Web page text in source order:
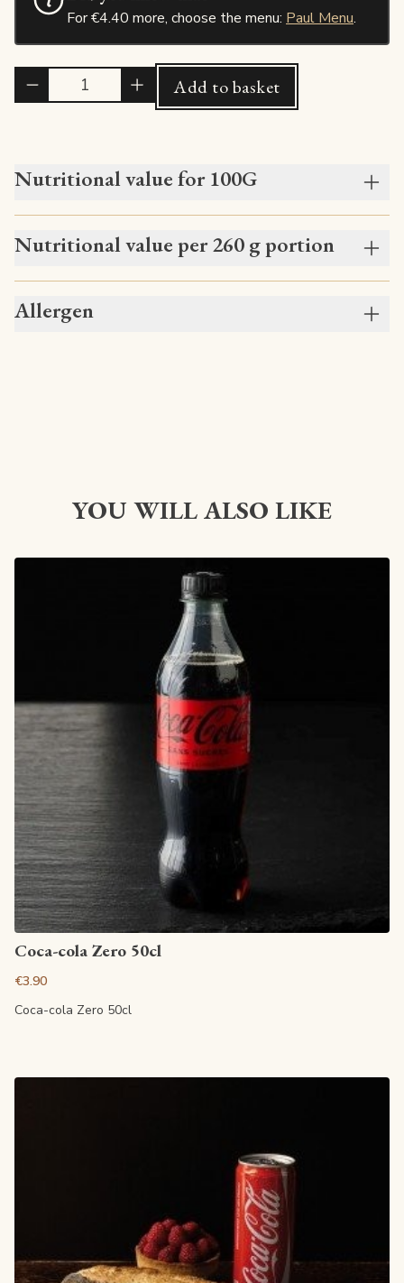
For €4.40 more, choose the menu: Paul Menu.
Add to basket
Nutritional value for 100G
Nutritional value per 260 g portion
Allergen
YOU WILL ALSO LIKE
Coca-cola Zero 50cl
€3.90
Coca-cola Zero 50cl